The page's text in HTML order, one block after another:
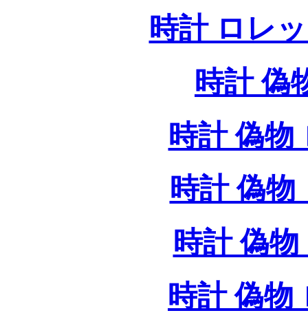
時計 ロレ
時計 偽
時計 偽物
時計 偽物
時計 偽
時計 偽物